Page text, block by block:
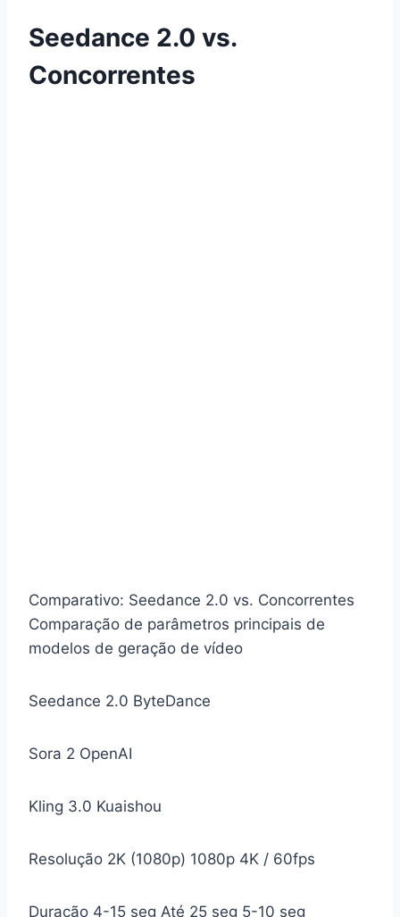
Seedance 2.0 vs.
Concorrentes
Comparativo: Seedance 2.0 vs. Concorrentes
Comparação de parâmetros principais de
modelos de geração de vídeo
Seedance 2.0 ByteDance
Sora 2 OpenAI
Kling 3.0 Kuaishou
Resolução 2K (1080p) 1080p 4K / 60fps
Duração 4-15 seg Até 25 seg 5-10 seg